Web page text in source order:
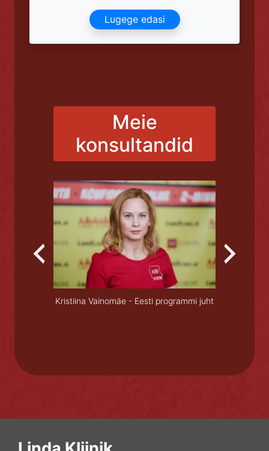
Lugege edasi
Meie
konsultandid
Kristiina Vainomäe - Eesti programmi juht